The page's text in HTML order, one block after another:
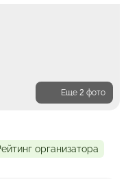
Еще 2 фото
Доп. расходы
организатора